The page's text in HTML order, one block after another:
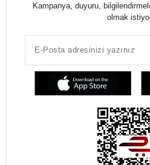
Kampanya, duyuru,
olmak